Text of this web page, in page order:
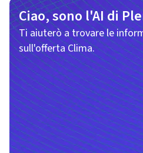
Ciao, sono l'AI di
Ti aiuterò a trovare le
sull'offerta Clima.